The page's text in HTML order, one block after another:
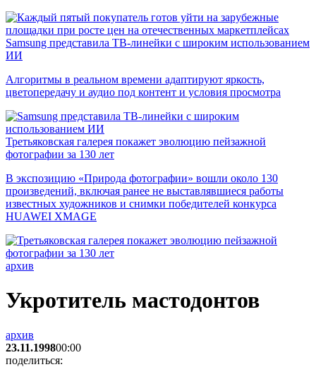
Samsung представила ТВ-линейки с широким использованием
ИИ
Алгоритмы в реальном времени адаптируют яркость,
цветопередачу и аудио под контент и условия просмотра
Третьяковская галерея покажет эволюцию пейзажной
фотографии за 130 лет
В экспозицию «Природа фотографии» вошли около 130
произведений, включая ранее не выставлявшиеся работы
известных художников и снимки победителей конкурса
HUAWEI XMAGE
архив
Укротитель мастодонтов
архив
23.11.199800:00
поделиться: